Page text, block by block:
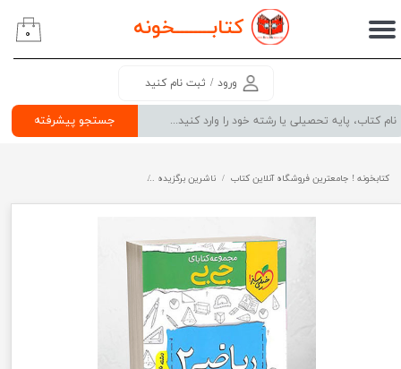
کتابــــــــخونه
جستجو پیشرفته
ورود / ثبت نام کنید
حساب کاربری من
سفارشات
۰
کتابخونه ! جامعترین فروشگاه آنلاین کتاب ناشرین برگزیده